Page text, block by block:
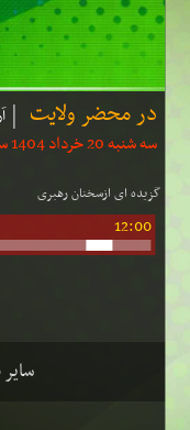
در محضر ولایت
سه شنبه 20 خرداد 1404 ساعت: 11:55 | مدت: 2 دقیقه
گزیده ای ازسخنان رهبری
12:00